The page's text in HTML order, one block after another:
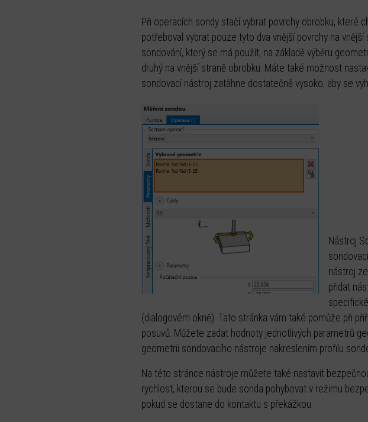
Při operacích sondy stačí vybrat povrchy obrobku, které
potřeboval vybrat pouze tyto dva vnější povrchy na
sondování, který se má použít, na základě výběru
druhý na vnější straně obrobku. Máte také možnost
sondovací nástroj zatáhne dostatečně vysoko, aby se
Nástroj
nástroj
přidat
(dialogovém okně). Tato stránka vám také pomůže při
posuvů. Můžete zadat hodnoty jednotlivých parametrů
geometrii sondovacího nástroje nakreslením profilu
Na této stránce nástroje můžete také nastavit
rychlost, kterou se bude sonda pohybovat v režimu
pokud se dostane do kontaktu s překážkou.